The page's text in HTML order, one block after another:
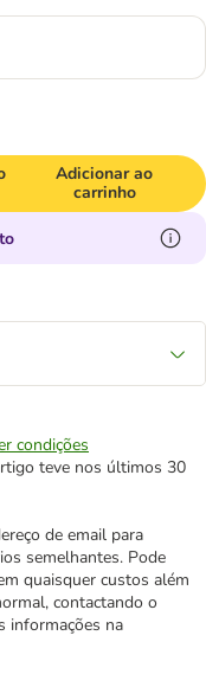
Adicionar ao
carrinho
condições
teve nos últimos 30
de email para
semelhantes. Pode
quaisquer custos além
contactando o
informações na